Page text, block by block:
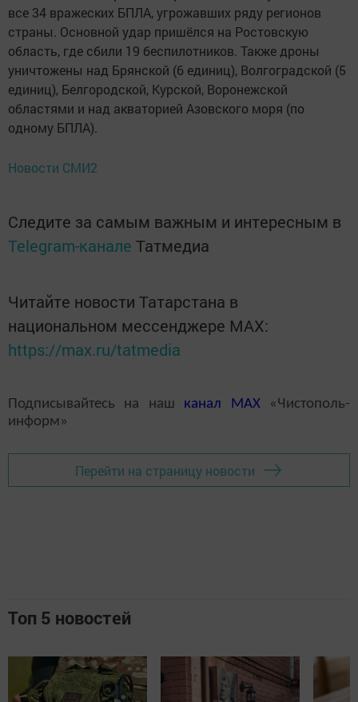
все 34 вражеских БПЛА, угрожавших ряду регионов
страны. Основной удар пришёлся на Ростовскую
область, где сбили 19 беспилотников. Также дроны
уничтожены над Брянской (6 единиц), Волгоградской (5
единиц), Белгородской, Курской, Воронежской
областями и над акваторией Азовского моря (по
одному БПЛА).
Новости СМИ2
Следите за самым важным и интересным в
Telegram-канале Татмедиа
Читайте новости Татарстана в
национальном мессенджере MАХ:
https://max.ru/tatmedia
Подписывайтесь на наш канал MAX«Чистополь-
информ»
Перейти на страницу новости
Топ 5 новостей